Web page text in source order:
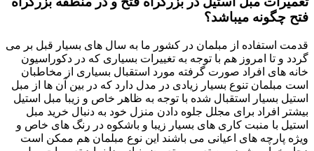
فتح چگونه میباشد؟
قدمت استفاده از مبلمان در کشور ما به سال های بسیار قبل بر می
گردد و تا امروز هم با توجه به تغییرات بسیاری که در دکوراسیون
خانه های افراد صورت گرفته مورد استقبال بسیاری از مخاطبان
است مبلمان تنوع بسیار زیادی در مدل دارد که در بین آن ها از مبل
استیل بسیار استقبال شده با توجه به ظاهر خاص و زیبا مبل استیل
بیشتر افراد برای مجلل جلوه دادن منزل خود به دنبال خرید مبل
استیل با منبت کاری های بسیار زیبا و باشکوه در رنگ های خاص و
ویژه پارچه های اعیانی می باشند این نوع مبلمان هم ممکن است